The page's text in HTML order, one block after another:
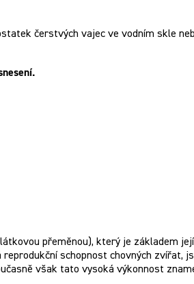
čerstvých vajec ve vodním skle
přeměnou), který je základem
schopnost chovných zvířat,
však tato vysoká výkonnost